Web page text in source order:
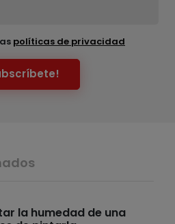
políticas de privacidad
la humedad de una